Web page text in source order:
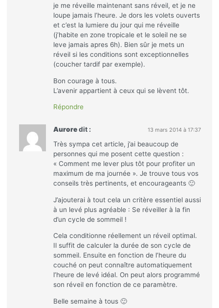
je me réveille maintenant sans réveil, et je ne
loupe jamais l’heure. Je dors les volets ouverts
et c’est la lumiere du jour qui me réveille
(j’habite en zone tropicale et le soleil ne se
leve jamais apres 6h). Bien sûr je mets un
réveil si les conditions sont exceptionnelles
(coucher tardif par exemple).
Bon courage à tous.
L’avenir appartient à ceux qui se lèvent tôt.
Répondre
Aurore dit : 13 mars 2014 à 17:37
Très sympa cet article, j’ai beaucoup de
personnes qui me posent cette question :
« Comment me lever plus tôt pour profiter un
maximum de ma journée ». Je trouve tous vos
conseils très pertinents, et encourageants 🙂
J’ajouterai à tout cela un critère essentiel aussi
à un levé plus agréable : Se réveiller à la fin
d’un cycle de sommeil !
Cela conditionne réellement un réveil optimal.
Il suffit de calculer la durée de son cycle de
sommeil. Ensuite en fonction de l’heure du
couché on peut connaître automatiquement
l’heure de levé idéal. On peut alors programmé
son réveil en fonction de ce paramètre.
Belle semaine à tous 🙂